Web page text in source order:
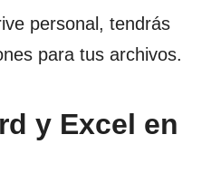
personal, tendrás
para tus archivos.
y Excel en